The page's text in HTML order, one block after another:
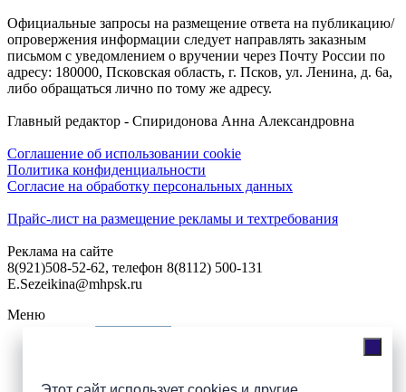
Официальные запросы на размещение ответа на публикацию/
опровержения информации следует направлять заказным
письмом с уведомлением о вручении через Почту России по
адресу: 180000, Псковская область, г. Псков, ул. Ленина, д. 6а,
либо обращаться лично по тому же адресу.
Главный редактор - Спиридонова Анна Александровна
Соглашение об использовании cookie
Политика конфиденциальности
Согласие на обработку персональных данных
Прайс-лист на размещение рекламы и техтребования
Реклама на сайте
8(921)508-52-62, телефон 8(8112) 500-131
E.Sezeikina@mhpsk.ru
Меню